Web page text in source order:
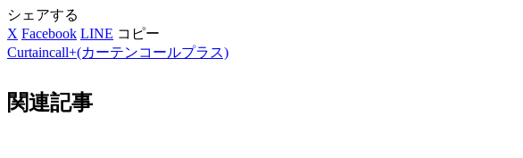
シェアする
X Facebook LINE コピー
Curtaincall+(カーテンコールプラス)
関連記事